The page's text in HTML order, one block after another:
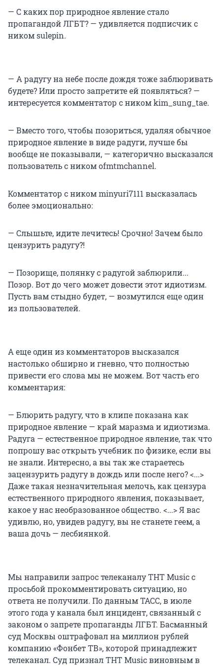
— С каких пор природное явление стало
пропагандой ЛГБТ? — удивляется подписчик с
ником sulepin.
— А радугу на небе после дождя тоже заблюривать
будете? Или просто запретите ей появляться? —
интересуется комментатор с ником kim_sung_tae.
— Вместо того, чтобы позориться, удаляя обычное
природное явление в виде радуги, лучше бы
вообще не показывали, — категорично высказался
пользователь с ником ofmtmchannel.
Комментатор с ником minyuri7111 высказалась
более эмоционально:
— Слышьте, идите лечитесь! Срочно! Зачем было
цензурить радугу?!
— Позорище, полянку с радугой заблюрили...
Позор. Вот до чего может довести этот идиотизм.
Пусть вам стыдно будет, — возмутился еще один
из пользователей.
А еще один из комментаторов высказался
настолько обширно и гневно, что полностью
привести его слова мы не можем. Вот часть его
комментария:
— Блюрить радугу, что в клипе показана как
природное явление — край маразма и идиотизма.
Радуга — естественное природное явление, так что
попрошу вас открыть учебник по физике, если вы
не знали. Интересно, а вы так же стараетесь
зацензурить радугу в дождь или после него? <...>
Даже такая незначительная мелочь, как цензура
естественного природного явления, показывает,
какое у нас необразованное общество. <...> Я вас
удивлю, но, увидев радугу, вы не станете геем, а
ваша дочь — лесбиянкой.
Мы направили запрос телеканалу ТНТ Music с
просьбой прокомментировать ситуацию, но
ответа не получили. По данным ТАСС, в июле
этого года у канала был инцидент, связанный с
законом о запрете пропаганды ЛГБТ. Басманный
суд Москвы оштрафовал на миллион рублей
компанию «Фонбет ТВ», которой принадлежит
телеканал. Суд признал ТНТ Music виновным в